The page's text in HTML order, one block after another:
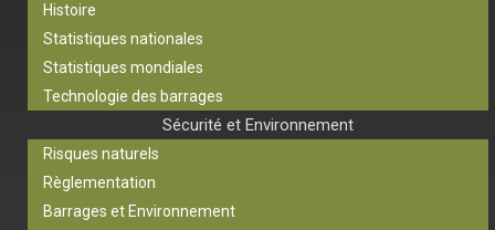
Histoire
Statistiques nationales
Statistiques mondiales
Technologie des barrages
Sécurité et Environnement
Risques naturels
Règlementation
Barrages et Environnement